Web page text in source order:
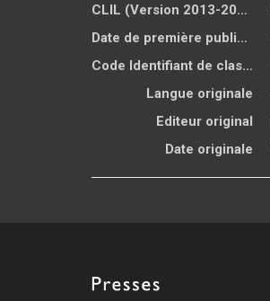
CLIL (Version 2013-2019 )
Date de première publication du titre
Code Identifiant de classement sujet
Langue originale
Editeur original
Date originale